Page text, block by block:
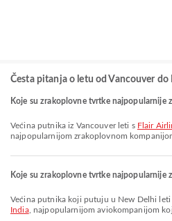
Česta pitanja o letu od Vancouver do
Koje su zrakoplovne tvrtke najpopularnije
Većina putnika iz Vancouver leti s Flair
najpopularnijom zrakoplovnom
Koje su zrakoplovne tvrtke najpopularnije
Većina putnika koji putuju u New Delhi
India, najpopularnijom aviokompanijom